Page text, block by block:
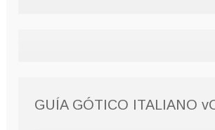
GUÍA GÓTICO ITALIANO